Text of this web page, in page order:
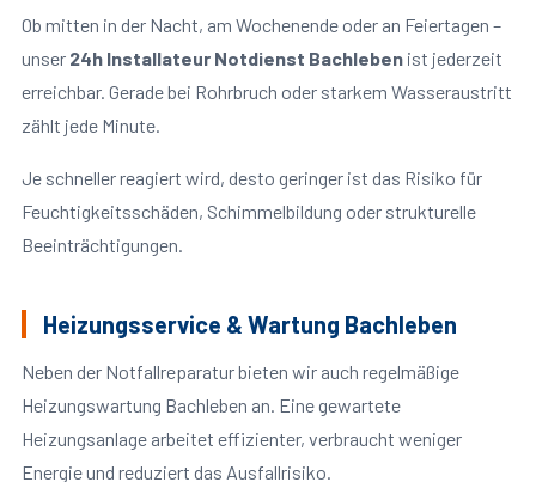
Ob mitten in der Nacht, am Wochenende oder an Feiertagen –
unser 24h Installateur Notdienst Bachlebenist jederzeit
erreichbar. Gerade bei Rohrbruch oder starkem Wasseraustritt
zählt jede Minute.
Je schneller reagiert wird, desto geringer ist das Risiko für
Feuchtigkeitsschäden, Schimmelbildung oder strukturelle
Beeinträchtigungen.
Heizungsservice & Wartung Bachleben
Neben der Notfallreparatur bieten wir auch regelmäßige
Heizungswartung Bachleben an. Eine gewartete
Heizungsanlage arbeitet effizienter, verbraucht weniger
Energie und reduziert das Ausfallrisiko.